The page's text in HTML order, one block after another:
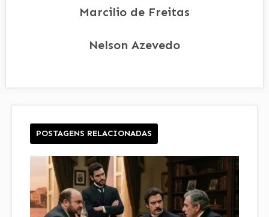
Marcilio de Freitas
Nelson Azevedo
POSTAGENS RELACIONADAS